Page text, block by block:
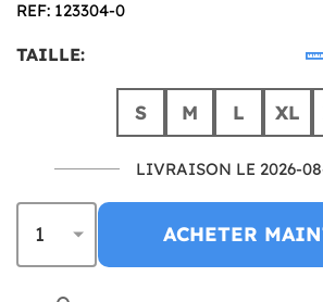
REF: 123304-0
TAILLE:
S M L XL
LIVRAISON LE 2026-
ACHETER